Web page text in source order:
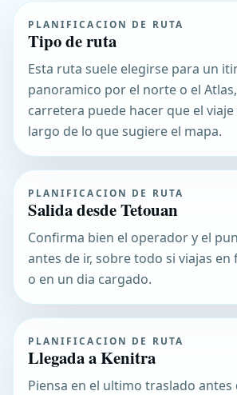
PLANIFICACION DE RUTA
Tipo de ruta
Esta ruta suele elegirse para un
panoramico por el norte o el
carretera puede hacer que el viaje
largo de lo que sugiere el mapa.
PLANIFICACION DE RUTA
Salida desde Tetouan
Confirma bien el operador y el
antes de ir, sobre todo si viajas en
o en un dia cargado.
PLANIFICACION DE RUTA
Llegada a Kenitra
Piensa en el ultimo traslado antes